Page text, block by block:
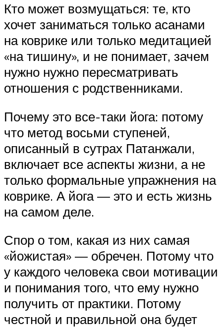
Кто может возмущаться: те, кто
хочет заниматься только асанами
на коврике или только медитацией
«на тишину», и не понимает, зачем
нужно нужно пересматривать
отношения с родственниками.
Почему это все-таки йога: потому
что метод восьми ступеней,
описанный в сутрах Патанжали,
включает все аспекты жизни, а не
только формальные упражнения на
коврике. А йога — это и есть жизнь
на самом деле.
Спор о том, какая из них самая
«йожистая» — обречен. Потому что
у каждого человека свои мотивации
и понимания того, что ему нужно
получить от практики. Потому
честной и правильной она будет